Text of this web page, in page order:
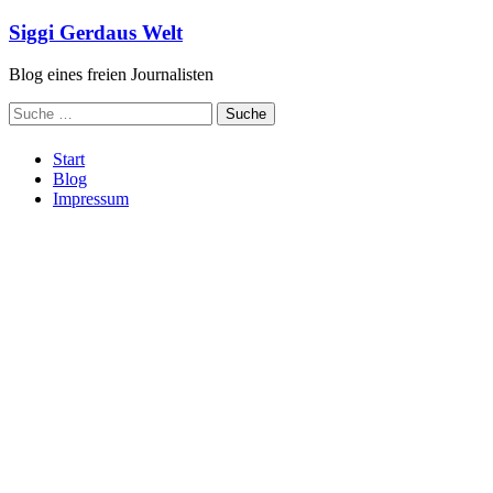
Zum
Inhalt
springen
Siggi Gerdaus Welt
Blog eines freien Journalisten
Suche
nach:
Start
Blog
Impressum